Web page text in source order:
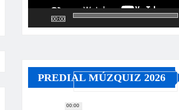
00:00
00:00
PREDIAL MÚZQUIZ 2026